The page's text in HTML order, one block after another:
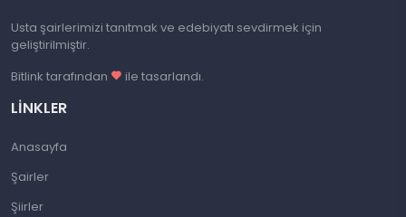
Usta şairlerimizi tanıtmak ve edebiyatı sevdirmek için
geliştirilmiştir.
Bitlink tarafından
ile tasarlandı.
LINKLER
Anasayfa
Şairler
Şiirler